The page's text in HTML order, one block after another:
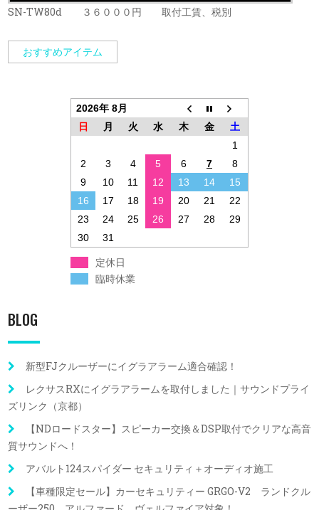
SN-TW80d ３６０００円 取付工賃、税別
おすすめアイテム
2026年 8月
日
月 火 水 木 金
土
1
2
3 4 5 6 7
8
9
10 11 12 13 14
15
16
17 18 19 20 21
22
23
24 25 26 27 28
29
30
31
定休日
臨時休業
BLOG
新型FJクルーザーにイグラアラーム適合確認！
レクサスRXにイグラアラームを取付しました｜サウンドプライ
ズリンク（京都）
【NDロードスター】スピーカー交換＆DSP取付でクリアな高音
質サウンドへ！
アバルト124スパイダー セキュリティ＋オーディオ施工
【車種限定セール】カーセキュリティー GRGO-V2 ランドクル